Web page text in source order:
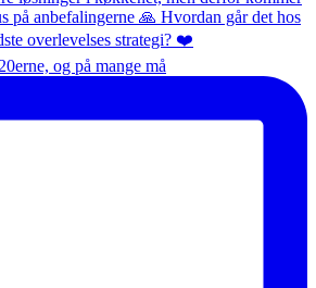
og på mange må